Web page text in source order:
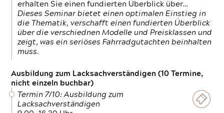
erhalten Sie einen fundierten Überblick über…
Dieses Seminar bietet einen optimalen Einstieg in
die Thematik, verschafft einen fundierten Überblick
über die verschiednen Modelle und Preisklassen und
zeigt, was ein seriöses Fahrradgutachten beinhalten
muss.
Ausbildung zum Lacksachverständigen (10 Termine,
nicht einzeln buchbar)
Termin 7/10: Ausbildung zum
Lacksachverständigen